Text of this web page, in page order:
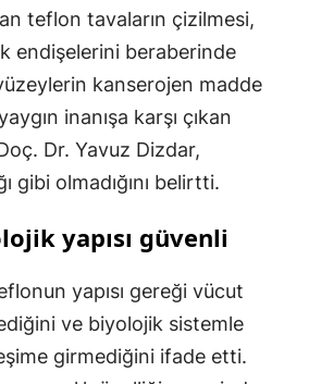
teflon tavaların çizilmesi,
endişelerini beraberinde
kanserojen madde
inanışa karşı çıkan
Dr. Yavuz Dizdar,
gibi olmadığını belirtti.
yapısı güvenli
yapısı gereği vücut
ve biyolojik sistemle
girmediğini ifade etti.